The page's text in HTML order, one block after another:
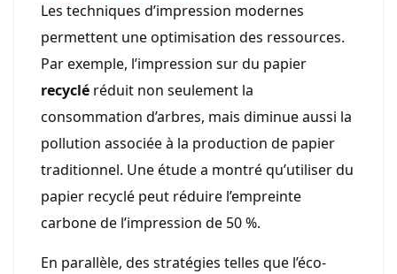
Les techniques d’impression modernes
permettent une optimisation des ressources.
Par exemple, l’impression sur du papier
recyclé réduit non seulement la
consommation d’arbres, mais diminue aussi la
pollution associée à la production de papier
traditionnel. Une étude a montré qu’utiliser du
papier recyclé peut réduire l’empreinte
carbone de l’impression de 50 %.
En parallèle, des stratégies telles que l’éco-